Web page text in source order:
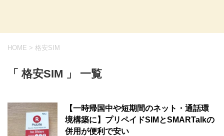
HOME > 格安SIM
「 格安SIM 」 一覧
【一時帰国中や短期間のネット・通話環
境構築に】プリペイドSIMとSMARTalkの
併用が便利で安い